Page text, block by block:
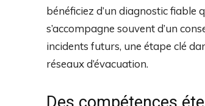
bénéficiez d’un diagnostic fiable
s’accompagne souvent d’un
incidents futurs, une étape clé
réseaux d’évacuation.